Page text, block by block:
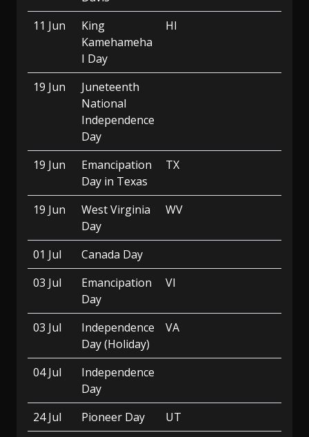
11 Jun
King
Kamehameha
I Day
HI
19 Jun
Juneteenth
National
Independence
Day
19 Jun
Emancipation
Day in Texas
TX
19 Jun
West Virginia
Day
WV
01 Jul
Canada Day
03 Jul
Emancipation
Day
VI
03 Jul
Independence
Day (Holiday)
VA
04 Jul
Independence
Day
24 Jul
Pioneer Day
UT